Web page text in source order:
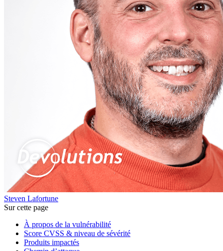
Steven Lafortune
Sur cette page
À propos de la vulnérabilité
Score CVSS & niveau de sévérité
Produits impactés